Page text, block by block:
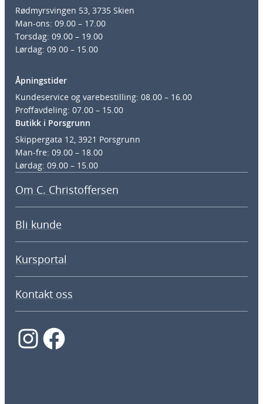
Rødmyrsvingen 53, 3735 Skien
Man-ons: 09.00 – 17.00
Torsdag: 09.00 – 19.00
Lørdag: 09.00 – 15.00
Åpningstider
Kundeservice og varebestilling: 08.00 – 16.00
Proffavdeling: 07.00 – 15.00
Butikk i Porsgrunn
Skippergata 12, 3921 Porsgrunn
Man-fre: 09.00 – 18.00
Lørdag: 09.00 – 15.00
Om C. Christoffersen
Bli kunde
Kursportal
Kontakt oss
InstagramFacebook